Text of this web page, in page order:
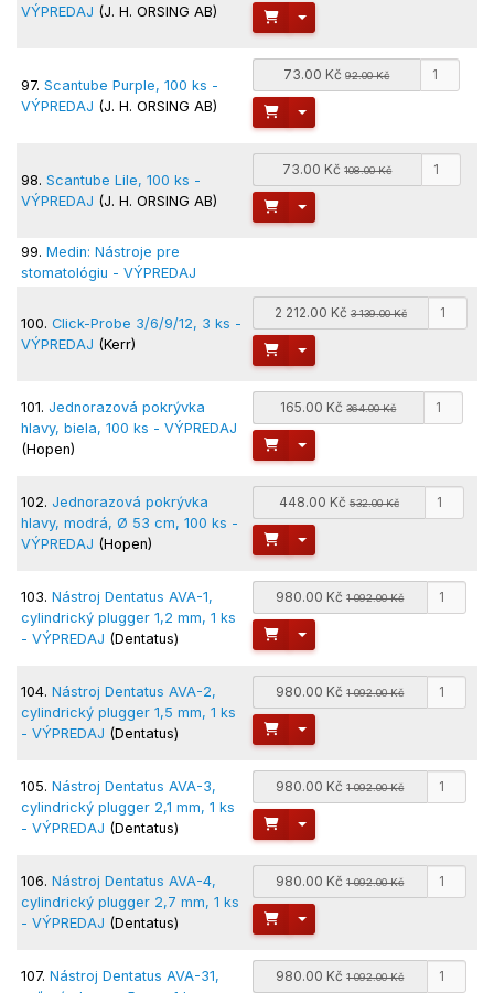
VÝPREDAJ (J. H. ORSING AB) Toggle Dropdown
97. Scantube Purple, 100 ks -
VÝPREDAJ (J. H. ORSING AB)
73.00 Kč92.00 Kč
Toggle Dropdown
98. Scantube Lile, 100 ks -
VÝPREDAJ (J. H. ORSING AB)
73.00 Kč108.00 Kč
Toggle Dropdown
99. Medin: Nástroje pre
stomatológiu - VÝPREDAJ
100. Click-Probe 3/6/9/12, 3 ks -
VÝPREDAJ (Kerr)
2 212.00 Kč3 139.00 Kč
Toggle Dropdown
101. Jednorazová pokrývka
hlavy, biela, 100 ks - VÝPREDAJ
(Hopen)
165.00 Kč364.00 Kč
Toggle Dropdown
102. Jednorazová pokrývka
hlavy, modrá, Ø 53 cm, 100 ks -
VÝPREDAJ (Hopen)
448.00 Kč532.00 Kč
Toggle Dropdown
103. Nástroj Dentatus AVA-1,
cylindrický plugger 1,2 mm, 1 ks
- VÝPREDAJ (Dentatus)
980.00 Kč1 092.00 Kč
Toggle Dropdown
104. Nástroj Dentatus AVA-2,
cylindrický plugger 1,5 mm, 1 ks
- VÝPREDAJ (Dentatus)
980.00 Kč1 092.00 Kč
Toggle Dropdown
105. Nástroj Dentatus AVA-3,
cylindrický plugger 2,1 mm, 1 ks
- VÝPREDAJ (Dentatus)
980.00 Kč1 092.00 Kč
Toggle Dropdown
106. Nástroj Dentatus AVA-4,
cylindrický plugger 2,7 mm, 1 ks
- VÝPREDAJ (Dentatus)
980.00 Kč1 092.00 Kč
Toggle Dropdown
107. Nástroj Dentatus AVA-31,
980.00 Kč1 092.00 Kč